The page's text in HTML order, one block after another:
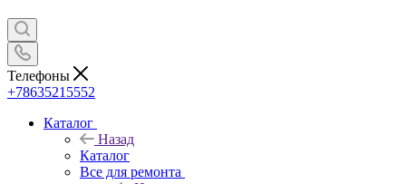
Телефоны
+78635215552
Каталог
Назад
Каталог
Все для ремонта